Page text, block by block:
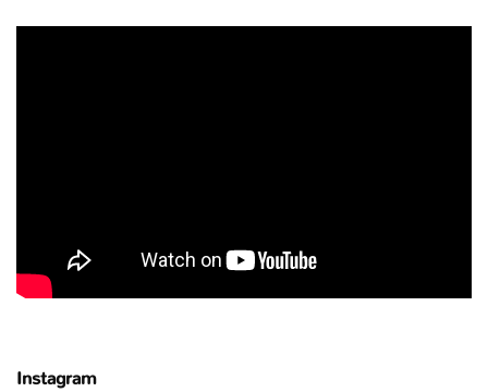
Instagram